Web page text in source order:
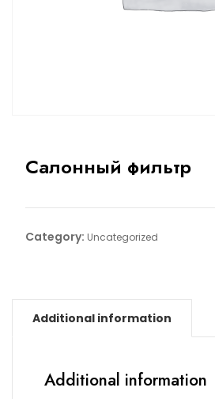
Салонный фильтр
Category: Uncategorized
Additional information
Additional information